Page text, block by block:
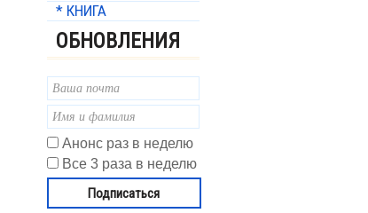
* КНИГА
ОБНОВЛЕНИЯ
Анонс раз в неделю
Все 3 раза в неделю